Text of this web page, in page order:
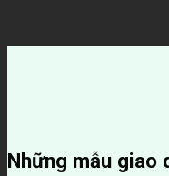
Những mẫu giao